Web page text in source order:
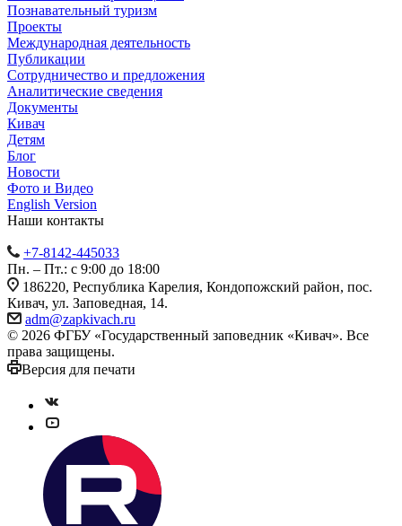
Познавательный туризм
Проекты
Международная деятельность
Публикации
Сотрудничество и предложения
Аналитические сведения
Документы
Кивач
Детям
Блог
Новости
Фото и Видео
English Version
Наши контакты
+7-8142-445033
Пн. – Пт.: с 9:00 до 18:00
186220, Республика Карелия, Кондопожский район, пос.
Кивач, ул. Заповедная, 14.
adm@zapkivach.ru
© 2026 ФГБУ «Государственный заповедник «Кивач». Все
права защищены.
Версия для печати